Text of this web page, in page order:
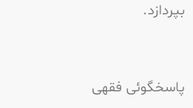
بپردازد.
پاسخگوئی فقهی